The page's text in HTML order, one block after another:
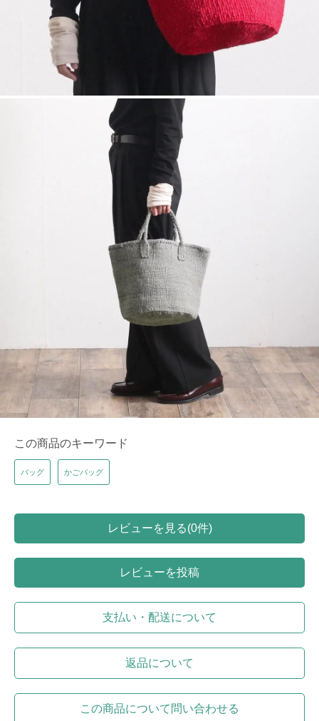
この商品のキーワード
バッグ かごバッグ
レビューを見る(0件)
レビューを投稿
支払い・配送について
返品について
この商品について問い合わせる